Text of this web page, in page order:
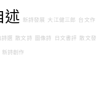
述 新詩發展 大江健三郎 台文作
詩選 散文詩 圖像詩 日文書評 散文發
新詩創作